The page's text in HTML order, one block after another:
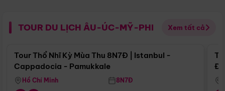
TOUR DU LỊCH ÂU-ÚC-MỸ-PHI Xem tất cả
Điểm nổi bật
Tour Thổ Nhĩ Kỳ Mùa Thu 8N7Đ | Istanbul -
Cappadocia - Pamukkale
Hồ Chí Minh 8N7Đ